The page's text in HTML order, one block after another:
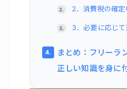
2．消費税の確定
3．必要に応じ
まとめ：フリーラ
正しい知識を身に